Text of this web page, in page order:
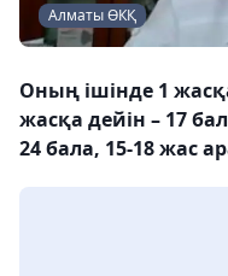
Алматы ӨКҚ
Оның ішінде 1
жасқа дейін – 17
24 бала, 15-18 жас